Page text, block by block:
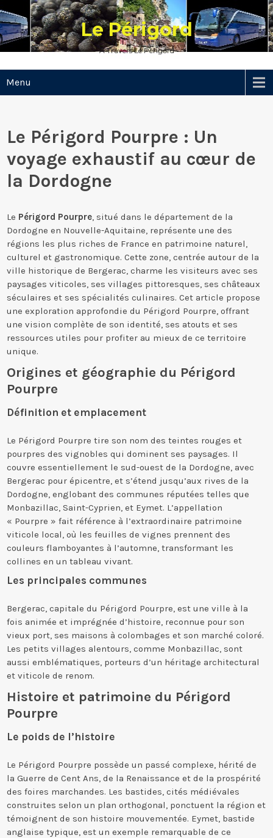
to
content
Le Périgord
A Travers Le Périgord
Menu
Le Périgord Pourpre : Un
voyage exhaustif au cœur de
la Dordogne
Le Périgord Pourpre, situé dans le département de la
Dordogne en Nouvelle-Aquitaine, représente une des
régions les plus riches de France en patrimoine naturel,
culturel et gastronomique. Cette zone, centrée autour de la
ville historique de Bergerac, charme les visiteurs avec ses
paysages viticoles, ses villages pittoresques, ses châteaux
séculaires et ses spécialités culinaires. Cet article propose
une exploration approfondie du Périgord Pourpre, offrant
une vision complète de son identité, ses atouts et ses
ressources utiles pour profiter au mieux de ce territoire
unique.
Origines et géographie du Périgord
Pourpre
Définition et emplacement
Le Périgord Pourpre tire son nom des teintes rouges et
pourpres des vignobles qui dominent ses paysages. Il
couvre essentiellement le sud-ouest de la Dordogne, avec
Bergerac pour épicentre, et s’étend jusqu’aux rives de la
Dordogne, englobant des communes réputées telles que
Monbazillac, Saint-Cyprien, et Eymet. L’appellation
« Pourpre » fait référence à l’extraordinaire patrimoine
viticole local, où les feuilles de vignes prennent des
couleurs flamboyantes à l’automne, transformant les
collines en un tableau vivant.
Les principales communes
Bergerac, capitale du Périgord Pourpre, est une ville à la
fois animée et imprégnée d’histoire, reconnue pour son
vieux port, ses maisons à colombages et son marché coloré.
Les petits villages alentours, comme Monbazillac, sont
aussi emblématiques, porteurs d’un héritage architectural
et viticole de renom.
Histoire et patrimoine du Périgord
Pourpre
Le poids de l’histoire
Le Périgord Pourpre possède un passé complexe, hérité de
la Guerre de Cent Ans, de la Renaissance et de la prospérité
des foires marchandes. Les bastides, cités médiévales
construites selon un plan orthogonal, ponctuent la région et
témoignent de son histoire mouvementée. Eymet, bastide
anglaise typique, est un exemple remarquable de ce